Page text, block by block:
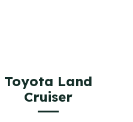
Toyota Land
Cruiser